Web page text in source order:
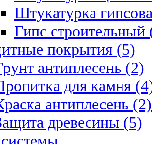
Штукатурка
Гипс строительный
покрытия (5)
антиплесень (2)
для камня
антиплесень (2)
древесины (5)